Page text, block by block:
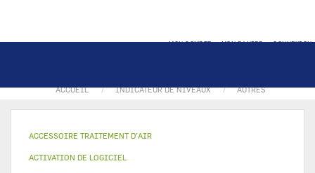
MON COMPTE MON PANIER CONNEXION
ACCUEIL INDICATEUR DE NIVEAUX AUTRES
ACCESSOIRE TRAITEMENT D’AIR
ACTIVATION DE LOGICIEL